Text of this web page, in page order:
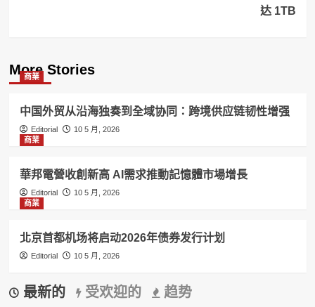
达 1TB
More Stories
商業
中国外贸从沿海独奏到全域协同：跨境供应链韧性增强
Editorial
10 5 月, 2026
商業
華邦電營收創新高 AI需求推動記憶體市場增長
Editorial
10 5 月, 2026
商業
北京首都机场将启动2026年债券发行计划
Editorial 10 5 月, 2026
最新的 受欢迎的 趋势